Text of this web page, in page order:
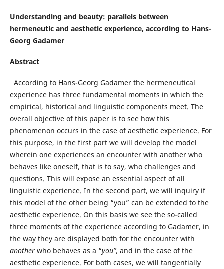
Understanding and beauty: parallels between
hermeneutic and aesthetic experience, according to Hans-
Georg Gadamer
Abstract
According to Hans-Georg Gadamer the hermeneutical
experience has three fundamental moments in which the
empirical, historical and linguistic components meet. The
overall objective of this paper is to see how this
phenomenon occurs in the case of aesthetic experience. For
this purpose, in the first part we will develop the model
wherein one experiences an encounter with another who
behaves like oneself, that is to say, who challenges and
questions. This will expose an essential aspect of all
linguistic experience. In the second part, we will inquiry if
this model of the other being “you” can be extended to the
aesthetic experience. On this basis we see the so-called
three moments of the experience according to Gadamer, in
the way they are displayed both for the encounter with
anotherwho behaves as a “you”, and in the case of the
aesthetic experience. For both cases, we will tangentially